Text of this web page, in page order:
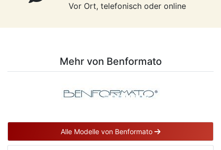
Vor Ort, telefonisch oder online
Mehr von Benformato
Alle Modelle von Benformato